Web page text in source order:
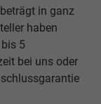
in ganz
haben
5
bei uns oder